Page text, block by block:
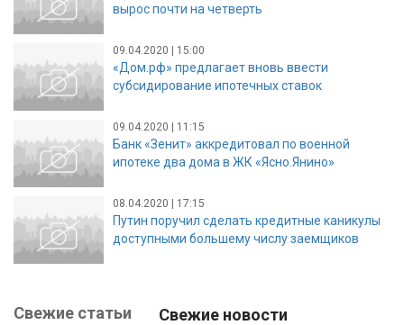
вырос почти на четверть
09.04.2020 | 15:00
«Дом.рф» предлагает вновь ввести
субсидирование ипотечных ставок
09.04.2020 | 11:15
Банк «Зенит» аккредитовал по военной
ипотеке два дома в ЖК «Ясно.Янино»
08.04.2020 | 17:15
Путин поручил сделать кредитные каникулы
доступными большему числу заемщиков
Свежие статьи Свежие новости